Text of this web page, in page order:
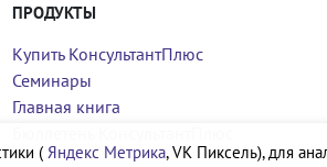
ПРОДУКТЫ
Купить КонсультантПлюс
Семинары
Главная книга
( Яндекс Метрика, VK Пиксель), для